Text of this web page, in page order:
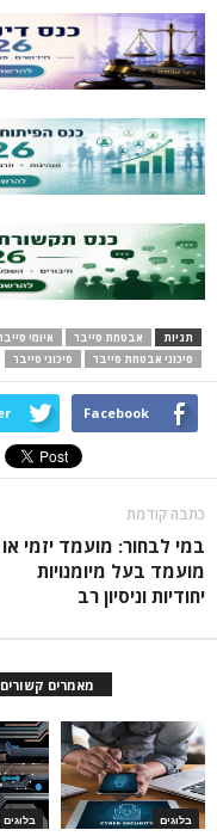
תגיות אבטחת סייבר איומי
סיכוני אבטחת סייבר
סיכוני סייבר
Facebook
כתבה קודמת
במי לבחור: מועמד יזמי או
מועמד בעל מיומנויות
יחודיות וניסיון רב
מאמרים קשורים
בלוגים בלוגים